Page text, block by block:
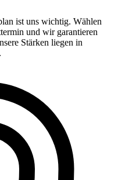
ist uns wichtig. Wählen
und wir garantieren
Stärken liegen in